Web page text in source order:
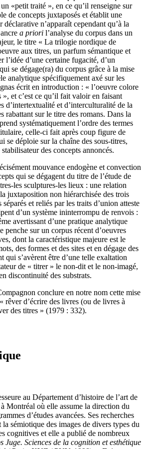
«petit traité », en ce qu’il renseigne sur
de concepts juxtaposés et établit une
n’apparaît cependant qu’à la
a priori l’analyse du corpus dans un
le titre « La trilogie nordique de
aux titres, un parfum sémantique et
l’idée d’une certaine fugacité, d’un
se dégage(ra) du corpus grâce à la mise
analytique spécifiquement axé sur les
écrit en introduction : « l’oeuvre colore
», et c’est ce qu’il fait valoir en faisant
d’intertextualité et d’interculturalité de la
rabattant sur le titre des romans. Dans la
systématiquement l’ordre des termes
celle-ci fait après coup figure de
se déploie sur la chaîne des sous-titres,
des concepts annoncés.
mouvance endogène et convection
qui se dégagent du titre de l’étude de
les sculptures-les lieux : une relation
juxtaposition non hiérarchisée des trois
et reliés par les traits d’union atteste
d’un système ininterrompu de renvois :
avertissant d’une pratique analytique
penche sur un corpus récent d’oeuvres
dont la caractéristique majeure est le
des formes et des sites et en dégage des
qui s’avèrent être d’une telle exaltation
de « titrer » le non-dit et le non-imagé,
discontinuité des substrats.
conclure en notre nom cette mise
rêver d’écrire des livres (ou de livres à
des titres » (1979 : 332).
au Département d’histoire de l’art de
Montréal où elle assume la direction du
d’études avancées. Ses recherches
sémiotique des images de divers types du
cognitives et elle a publié de nombreux
Juge. Sciences de la cognition et esthétique